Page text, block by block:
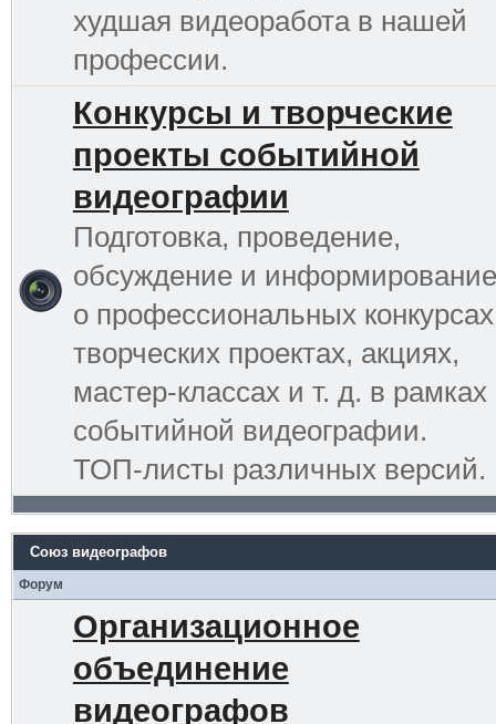
худшая видеоработа в нашей
профессии.
Конкурсы и творческие
проекты событийной
видеографии
Подготовка, проведение,
обсуждение и информирование
о профессиональных
творческих проектах, акциях,
мастер-классах и т. д. в рамках
событийной видеографии.
ТОП-листы различных версий.
Союз видеографов
Форум
Организационное
объединение
видеографов